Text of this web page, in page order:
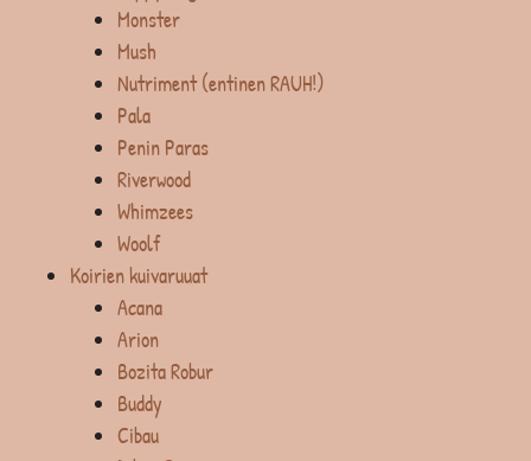
Monster
Mush
Nutriment (entinen RAUH!)
Pala
Penin Paras
Riverwood
Whimzees
Woolf
Koirien kuivaruuat
Acana
Arion
Bozita Robur
Buddy
Cibau